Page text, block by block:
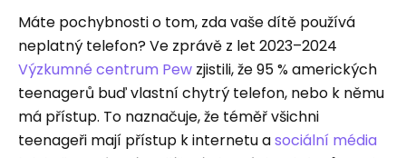
Máte pochybnosti o tom, zda vaše dítě používá
neplatný telefon? Ve zprávě z let 2023–2024
Výzkumné centrum Pew zjistili, že 95 % amerických
teenagerů buď vlastní chytrý telefon, nebo k němu
má přístup. To naznačuje, že téměř všichni
teenageři mají přístup k internetu asociální média